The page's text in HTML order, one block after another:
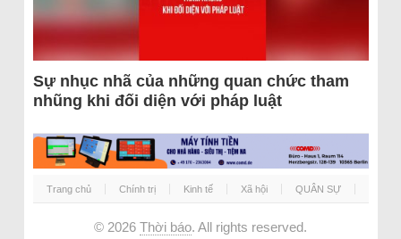
Sự nhục nhã của những quan chức tham
nhũng khi đối diện với pháp luật
Trang chủ Chính trị Kinh tế Xã hội QUÂN SỰ
© 2026 Thời báo. All rights reserved.